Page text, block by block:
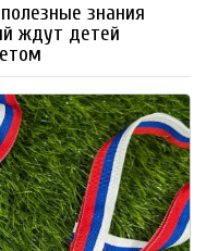
знания
ждут детей